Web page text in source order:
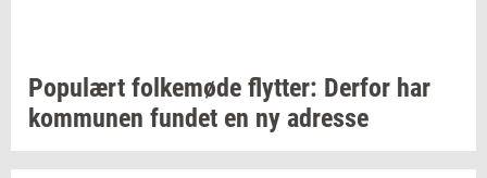
Po­pu­lært fol­ke­mø­de flyt­ter: Der­for har
kom­mu­nen fun­det en ny adres­se